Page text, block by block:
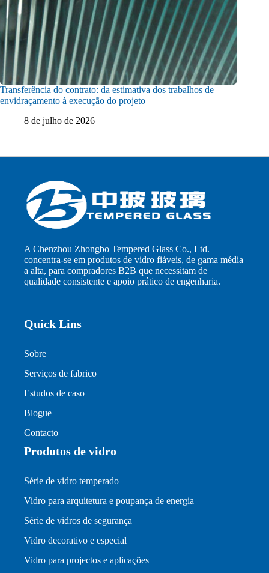
Transferência do contrato: da estimativa dos trabalhos de
envidraçamento à execução do projeto
8 de julho de 2026
A Chenzhou Zhongbo Tempered Glass Co., Ltd.
concentra-se em produtos de vidro fiáveis, de gama média
a alta, para compradores B2B que necessitam de
qualidade consistente e apoio prático de engenharia.
Quick Lins
Sobre
Serviços de fabrico
Estudos de caso
Blogue
Contacto
Produtos de vidro
Série de vidro temperado
Vidro para arquitetura e poupança de energia
Série de vidros de segurança
Vidro decorativo e especial
Vidro para projectos e aplicações